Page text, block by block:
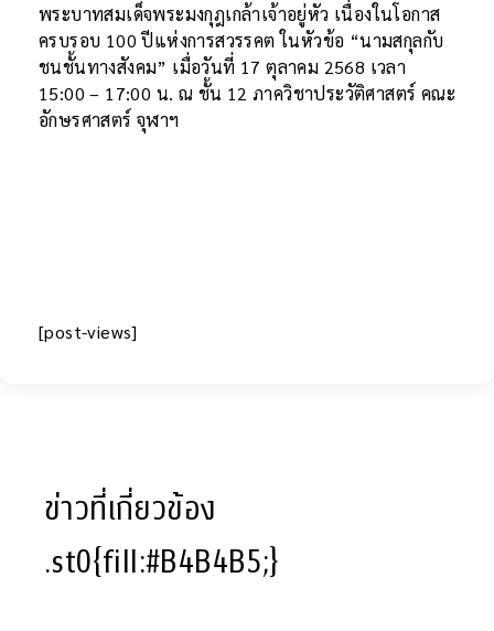
พระบาทสมเด็จพระมงกุฎเกล้าเจ้าอยู่หัว เนื่องในโอกาส
ครบรอบ 100 ปีแห่งการสวรรคต ในหัวข้อ “นามสกุลกับ
ชนชั้นทางสังคม” เมื่อวันที่ 17 ตุลาคม 2568 เวลา
15:00 – 17:00 น. ณ ชั้น 12 ภาควิชาประวัติศาสตร์ คณะ
อักษรศาสตร์ จุฬาฯ
[post-views]
ข่าวที่เกี่ยวข้อง
.st0{fill:#B4B4B5;}